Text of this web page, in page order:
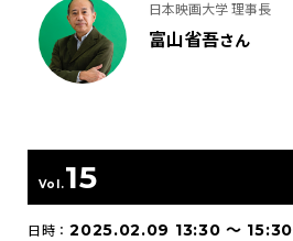
日本映画大学 理事長
富山省吾さん
Vol.15
日時：2025.02.09 13:30〜 15:30